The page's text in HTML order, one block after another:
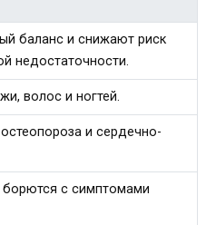
баланс и снижают риск
недостаточности.
волос и ногтей.
и сердечно-
с симптомами